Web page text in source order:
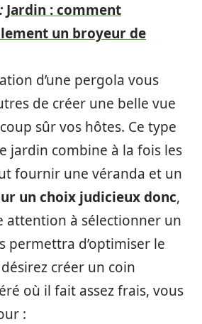
Jardin : comment
un broyeur de
d’une pergola vous
de créer une belle vue
sûr vos hôtes. Ce type
jardin combine à la fois les
fournir une véranda et un
un choix judicieux donc,
attention à sélectionner un
permettra d’optimiser le
créer un coin
où il fait assez frais, vous
: